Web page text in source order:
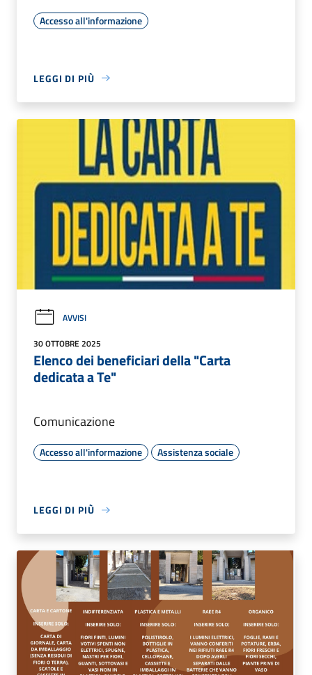
Accesso all'informazione
LEGGI DI PIÙ
AVVISI
30 OTTOBRE 2025
Elenco dei beneficiari della "Carta
dedicata a Te"
Comunicazione
Accesso all'informazione Assistenza sociale
LEGGI DI PIÙ